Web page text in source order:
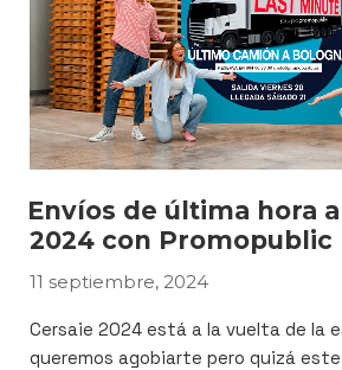
Envíos de última hora
2024 con Promopublic
PUBLICADO
11 septiembre, 2024
Cersaie 2024 está a la vuelta de la
queremos agobiarte pero quizá